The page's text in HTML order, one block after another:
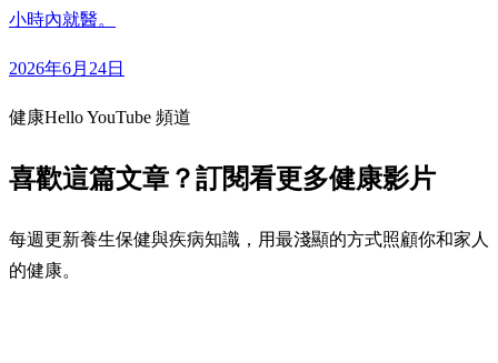
小時內就醫。
2026年6月24日
健康Hello YouTube 頻道
喜歡這篇文章？訂閱看更多健康影片
每週更新養生保健與疾病知識，用最淺顯的方式照顧你和家人
的健康。